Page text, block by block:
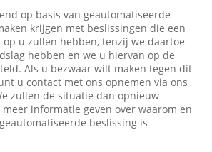
op basis van geautomatiseerde
krijgen met beslissingen die een
u zullen hebben, tenzij we daartoe
hebben en we u hiervan op de
Als u bezwaar wilt maken tegen dit
u contact met ons opnemen via ons
zullen de situatie dan opnieuw
informatie geven over waarom en
beslissing is